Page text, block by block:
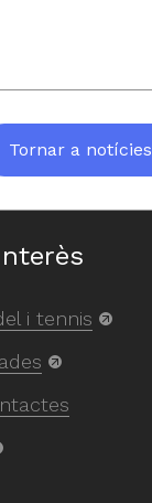
Tornar a notícies
i tennis